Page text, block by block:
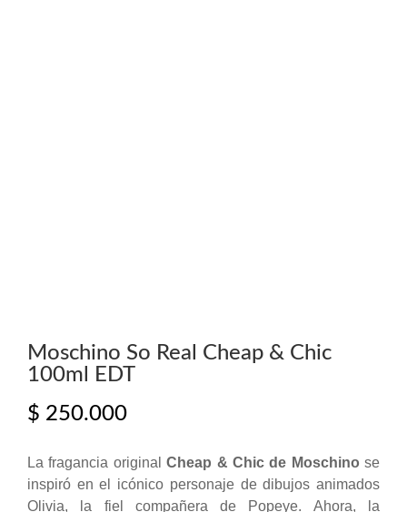
Moschino So Real Cheap & Chic
100ml EDT
$ 250.000
La fragancia originalCheap & Chic de Moschino se
inspiró en el icónico personaje de dibujos animados
Olivia, la fiel compañera de Popeye. Ahora, la